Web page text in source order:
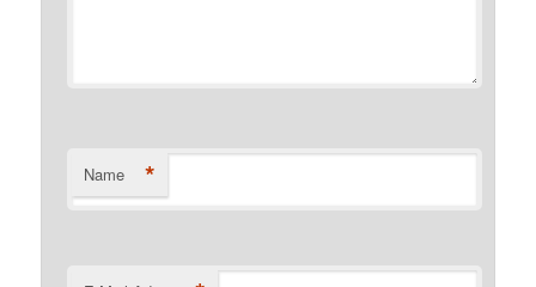
Name *